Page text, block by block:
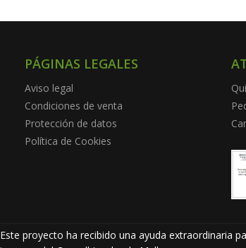
PÁGINAS LEGALES
Aviso legal
Condiciones de venta
Protección de datos
Política de Cookies
Este proyecto ha recibido una ayuda extraordinaria